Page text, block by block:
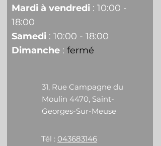
Mardi à vendredi : 10:00 -
18:00
Samedi : 10:00 - 18:00
Dimanche : fermé
31, Rue Campagne du
Moulin 4470, Saint-
Georges-Sur-Meuse
Tél : 043683146